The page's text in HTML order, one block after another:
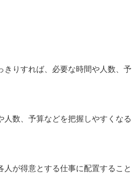
りすれば、必要な時間や人数、予
数、予算などを把握しやすくなる
が得意とする仕事に配置すること